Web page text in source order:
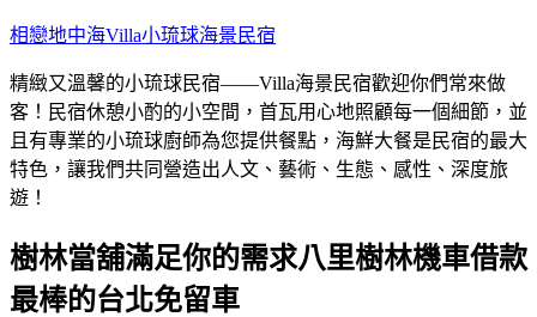
跳
主
要
內
容
相戀地中海Villa小琉球海景民宿
精緻又溫馨的小琉球民宿——Villa海景民宿歡迎你們常來做
客！民宿休憩小酌的小空間，首瓦用心地照顧每一個細節，並
且有專業的小琉球廚師為您提供餐點，海鮮大餐是民宿的最大
特色，讓我們共同營造出人文、藝術、生態、感性、深度旅
遊！
樹林當舖滿足你的需求八里樹林機車借款
最棒的台北免留車